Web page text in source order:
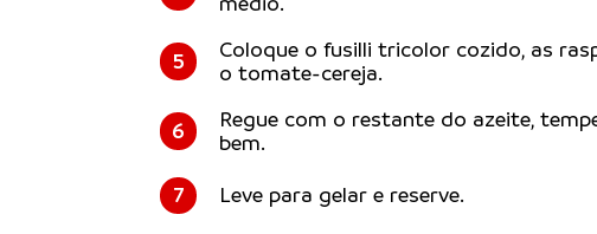
5
Coloque o fusilli tricolor cozido, as
o tomate-cereja.
6
Regue com o restante do azeite,
bem.
7 Leve para gelar e reserve.